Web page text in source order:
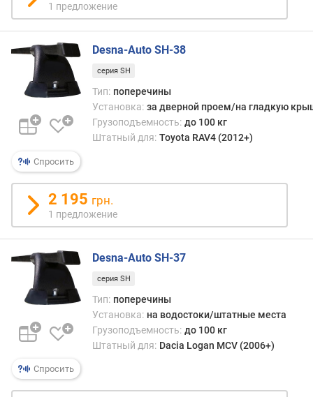
н
о
с
т
ь
(
к
)
н
у
т
р
е
н
н
и
й
ъ
е
(
1 предложение
Спросить
Desna-Auto SH-38
серия SH
Тип: поперечины
Установка: за дверной проем/на гладкую
Грузоподъемность: до 100 кг
Штатный для: Toyota RAV4 (2012+)
2 195 грн.
1 предложение
Спросить
Desna-Auto SH-37
серия SH
Тип: поперечины
Установка: на водостоки/штатные места
Грузоподъемность: до 100 кг
Штатный для: Dacia Logan MCV (2006+)